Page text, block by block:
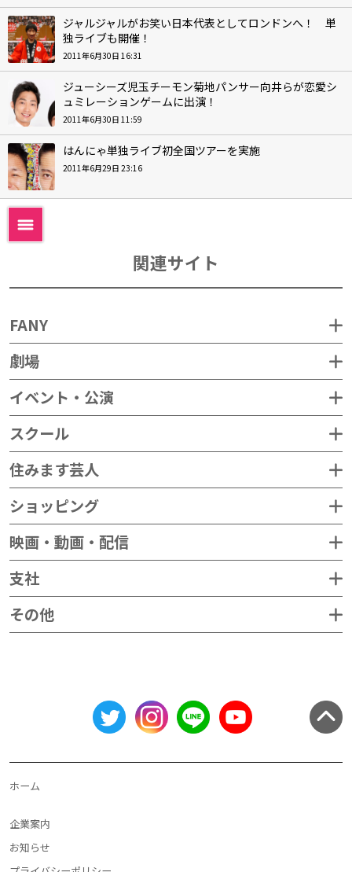
ジャルジャルがお笑い日本代表としてロンドンへ！ 単
独ライブも開催！
2011年6月30日 16:31
ジューシーズ児玉チーモン菊地パンサー向井らが恋愛シ
ュミレーションゲームに出演！
2011年6月30日 11:59
はんにゃ単独ライブ初全国ツアーを実施
2011年6月29日 23:16
関連サイト
FANY
劇場
イベント・公演
スクール
住みます芸人
ショッピング
映画・動画・配信
支社
その他
ホーム
企業案内
お知らせ